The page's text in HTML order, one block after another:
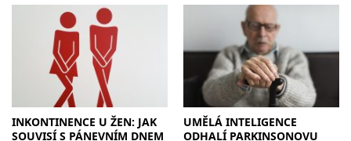
INKONTINENCE U ŽEN: JAK
SOUVISÍ S PÁNEVNÍM DNEM
UMĚLÁ INTELIGENCE
ODHALÍ PARKINSONOVU